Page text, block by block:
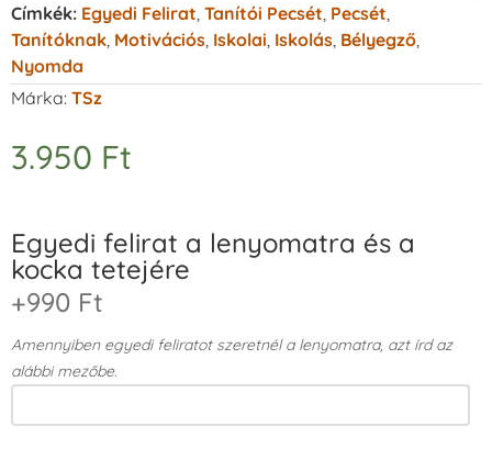
Címkék: Egyedi Felirat Tanítói Pecsét Pecsét
Tanítóknak Motivációs Iskolai Iskolás Bélyegző
Nyomda
Márka: TSz
3.950 Ft
Egyedi felirat a lenyomatra és a
kocka tetejére
+990 Ft
Amennyiben egyedi feliratot szeretnél a lenyomatra, azt írd az
alábbi mezőbe.